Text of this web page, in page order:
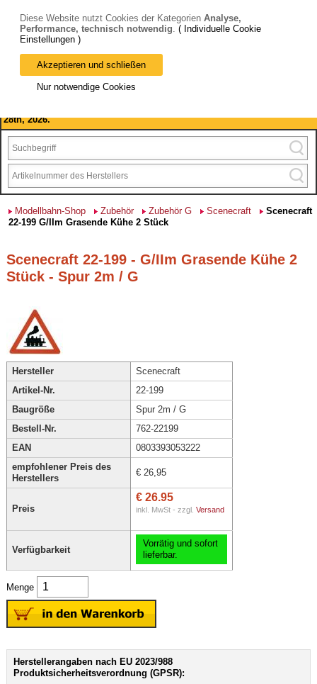
Bitte beachten Sie: wir machen Betriebsferien, vom 03. bis 28.
August 2026 haben wir geschlossen.
28th, 2026.
Modellbahn-Shop Zubehör Zubehör G Scenecraft
Scenecraft
22-199 G/IIm Grasende Kühe 2 Stück
Scenecraft 22-199 - G/IIm Grasende Kühe 2
Stück - Spur 2m / G
Hersteller
Scenecraft
Artikel-Nr.
22-199
Baugröße
Spur 2m / G
Bestell-Nr.
762-22199
EAN
0803393053222
empfohlener Preis des
Herstellers
€ 26,95
Preis
€ 26.95
inkl. MwSt - zzgl. Versand
Verfügbarkeit
Vorrätig und sofort
lieferbar.
Menge
Herstellerangaben nach EU 2023/988
Produktsicherheitsverordnung (GPSR):
Diese Website nutzt Cookies der Kategorien Analyse,
Performance, technisch notwendig. ( Individuelle Cookie
Einstellungen )
Akzeptieren und schließen
Nur notwendige Cookies